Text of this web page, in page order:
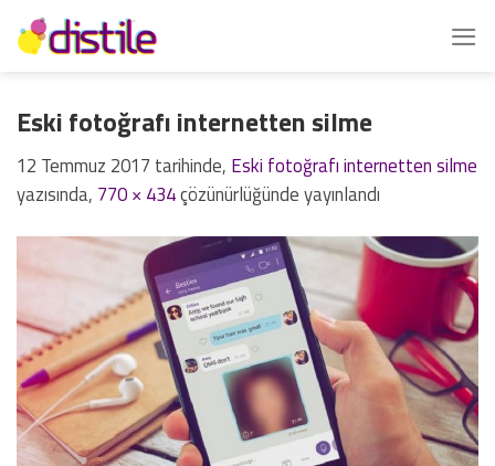
İçeriğe
atla
Eski fotoğrafı internetten silme
12 Temmuz 2017 tarihinde, Eski fotoğrafı internetten silme
yazısında, 770 × 434çözünürlüğünde yayınlandı